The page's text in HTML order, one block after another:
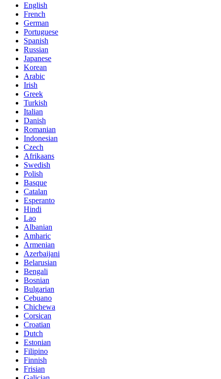
English
French
German
Portuguese
Spanish
Russian
Japanese
Korean
Arabic
Irish
Greek
Turkish
Italian
Danish
Romanian
Indonesian
Czech
Afrikaans
Swedish
Polish
Basque
Catalan
Esperanto
Hindi
Lao
Albanian
Amharic
Armenian
Azerbaijani
Belarusian
Bengali
Bosnian
Bulgarian
Cebuano
Chichewa
Corsican
Croatian
Dutch
Estonian
Filipino
Finnish
Frisian